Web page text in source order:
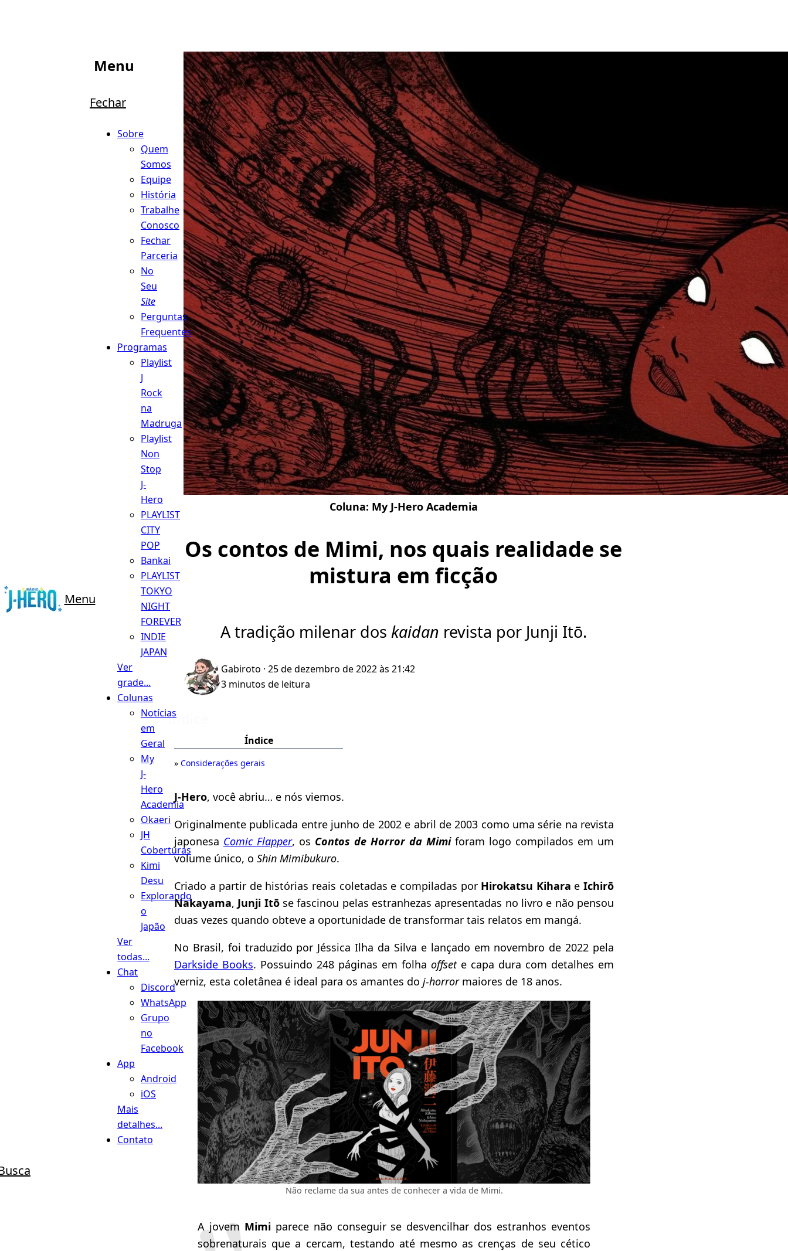
Menu
Menu
Fechar
Sobre
Quem
Somos
Equipe
História
Trabalhe
Conosco
Fechar
Parceria
No
Seu
Site
Perguntas
Frequentes
Programas
Playlist
J
Rock
na
Madruga
Playlist
Non
Stop
J-
Hero
PLAYLIST
CITY
POP
Bankai
PLAYLIST
TOKYO
NIGHT
FOREVER
INDIE
JAPAN
Ver
grade...
Colunas
Notícias
em
Geral
My
J-
Hero
Academia
Okaeri
JH
Coberturas
Kimi
Desu
Explorando
o
Japão
Ver
todas...
Chat
Discord
WhatsApp
Grupo
no
Facebook
App
Android
iOS
Mais
detalhes...
Contato
Coluna: My J-Hero Academia
Os contos de Mimi, nos quais realidade se
mistura em ficção
A tradição milenar dos kaidan revista por Junji Itō.
Gabiroto · 25 de dezembro de 2022 às 21:42
3 minutos de leitura
Índice
Índice
Considerações gerais
J-Hero, você abriu… e nós viemos.
Originalmente publicada entre junho de 2002 e abril de 2003 como uma série na revista
japonesa Comic Flapper, os Contos de Horror da Mimiforam logo compilados em um
volume único, o Shin Mimibukuro.
Criado a partir de histórias reais coletadas e compiladas por Hirokatsu Kihara eIchirō
Nakayama, Junji Itōse fascinou pelas estranhezas apresentadas no livro e não pensou
duas vezes quando obteve a oportunidade de transformar tais relatos em mangá.
No Brasil, foi traduzido por Jéssica Ilha da Silva e lançado em novembro de 2022 pela
Darkside Books. Possuindo 248 páginas em folha offsete capa dura com detalhes em
verniz, esta coletânea é ideal para os amantes do j-horrormaiores de 18 anos.
Não reclame da sua antes de conhecer a vida de Mimi.
A jovem Mimiparece não conseguir se desvencilhar dos estranhos eventos
sobrenaturais que a cercam, testando até mesmo as crenças de seu cético